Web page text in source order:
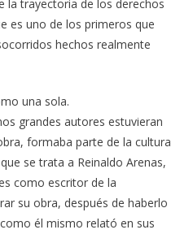
la trayectoria de los derechos
es uno de los primeros que
hechos realmente
una sola.
grandes autores estuvieran
formaba parte de la cultura
se trata a Reinaldo Arenas,
como escritor de la
su obra, después de haberlo
él mismo relató en sus